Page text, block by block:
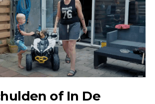
of In De